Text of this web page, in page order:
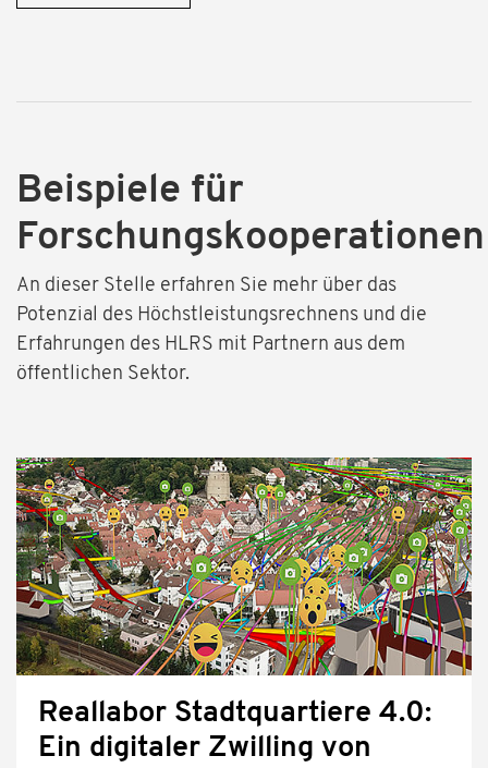
Beispiele für
Forschungskooperationen
An dieser Stelle erfahren Sie mehr über das
Potenzial des Höchstleistungsrechnens und die
Erfahrungen des HLRS mit Partnern aus dem
öffentlichen Sektor.
Reallabor Stadtquartiere 4.0:
Ein digitaler Zwilling von